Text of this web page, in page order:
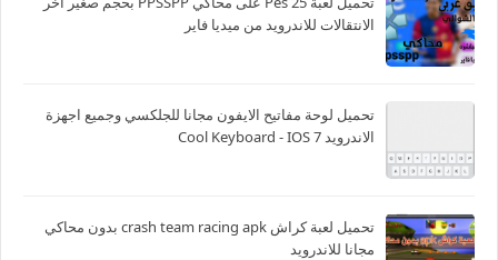
الانتقالات للاندرويد من ميديا فاير
تحميل لوحة مفاتيح الايفون مجانا للجلكسي وجميع اجهزة
الاندرويد Cool Keyboard - IOS 7
تحميل لعبة كراش crash team racing apk بدون محاكي
مجانا للاندرويد